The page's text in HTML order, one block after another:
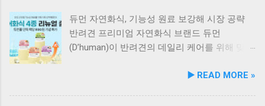
듀먼 자연화식, 기능성 원료 보강해 시장 공략
반려견 프리미엄 자연화식 브랜드 듀먼
(D’human)이 반려견의 데일리 케어를 위해 맞춤
얼 출시했다고 3일 발표했다. 주요 건강 고민 맞
▶️ READ MORE »